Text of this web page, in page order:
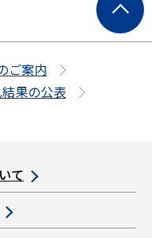
ー
ジ
ご案内
果の公表
て